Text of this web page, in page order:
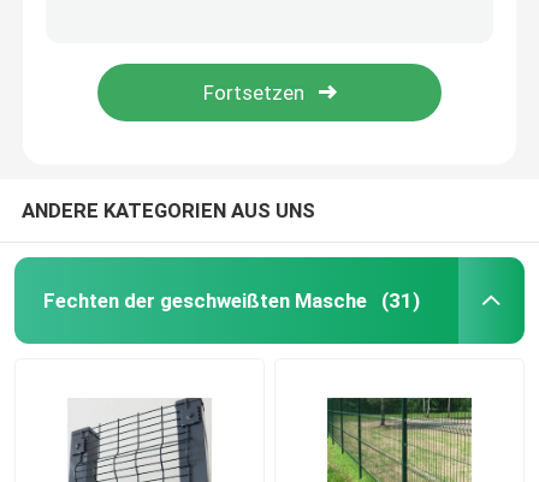
ANDERE KATEGORIEN AUS UNS
Fechten der geschweißten Masche (31)